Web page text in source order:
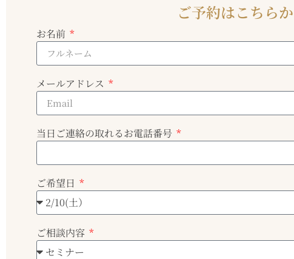
ご予約はこちら
お名前
メールアドレス
当日ご連絡の取れるお電話番号
ご希望日
ご相談内容